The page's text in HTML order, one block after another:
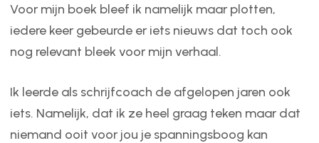
Voor mijn boek bleef ik namelijk maar plotten,
iedere keer gebeurde er iets nieuws dat toch ook
nog relevant bleek voor mijn verhaal.
Ik leerde als schrijfcoach de afgelopen jaren ook
iets. Namelijk, dat ik ze heel graag teken maar dat
niemand ooit voor jou je spanningsboog kan